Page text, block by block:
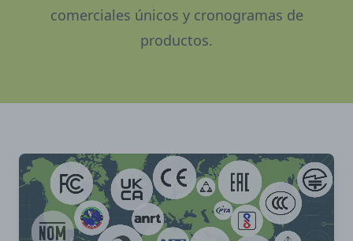
comerciales únicos y cronogramas de
productos.